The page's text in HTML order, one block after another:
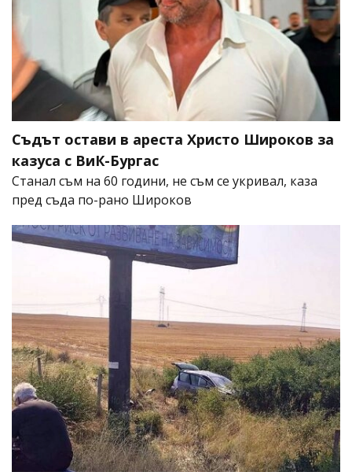
Съдът остави в ареста Христо Широков за
казуса с ВиК-Бургас
Станал съм на 60 години, не съм се укривал, каза
пред съда по-рано Широков